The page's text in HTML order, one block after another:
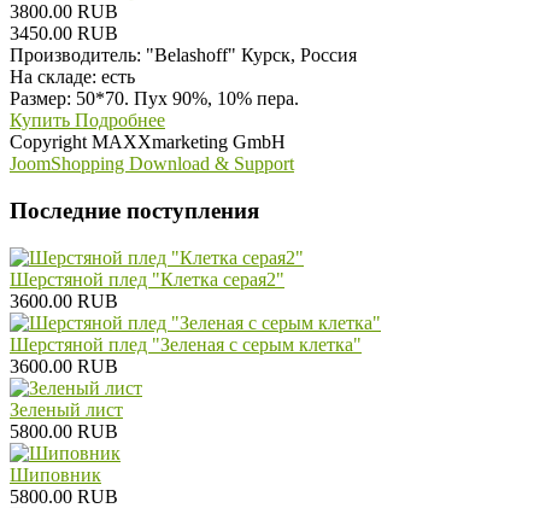
3800.00 RUB
3450.00 RUB
Производитель: "Belashoff" Курск, Россия
На складе: есть
Размер: 50*70. Пух 90%, 10% пера.
Купить Подробнее
Copyright MAXXmarketing GmbH
JoomShopping Download & Support
Последние поступления
Шерстяной плед "Клетка серая2"
3600.00 RUB
Шерстяной плед "Зеленая с серым клетка"
3600.00 RUB
Зеленый лист
5800.00 RUB
Шиповник
5800.00 RUB